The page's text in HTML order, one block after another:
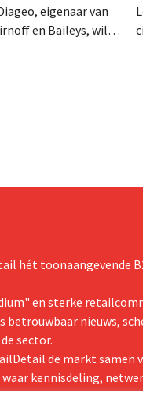
eigenaar van
en Baileys, wil
hét toonaangevende
en sterke
betrouwbaar nieuws,
sector.
de markt samen
kennisdeling,